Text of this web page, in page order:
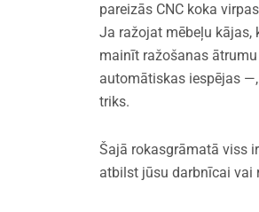
pareizās CNC koka
Ja ražojat mēbeļu kājas,
mainīt ražošanas
automātiskas iespējas
triks.
Šajā rokasgrāmatā viss
atbilst jūsu darbnīcai vai